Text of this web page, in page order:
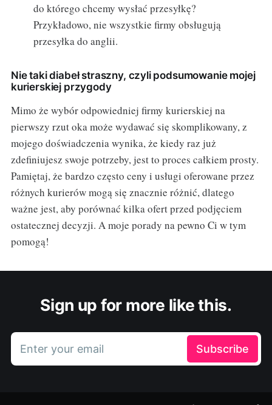
do którego chcemy wysłać przesyłkę?
Przykładowo, nie wszystkie firmy obsługują
przesyłka do anglii.
Nie taki diabeł straszny, czyli podsumowanie mojej
kurierskiej przygody
Mimo że wybór odpowiedniej firmy kurierskiej na
pierwszy rzut oka może wydawać się skomplikowany, z
mojego doświadczenia wynika, że kiedy raz już
zdefiniujesz swoje potrzeby, jest to proces całkiem prosty.
Pamiętaj, że bardzo często ceny i usługi oferowane przez
różnych kurierów mogą się znacznie różnić, dlatego
ważne jest, aby porównać kilka ofert przed podjęciem
ostatecznej decyzji. A moje porady na pewno Ci w tym
pomogą!
Sign up for more like this.
Enter your email Subscribe